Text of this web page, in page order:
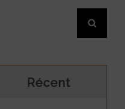
Récent